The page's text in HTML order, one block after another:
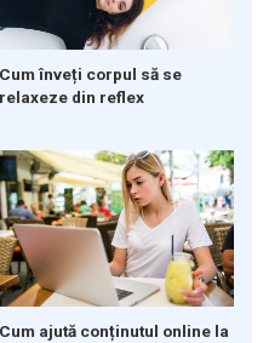
Cum înveți corpul să se
relaxeze din reflex
Cum ajută conținutul online la